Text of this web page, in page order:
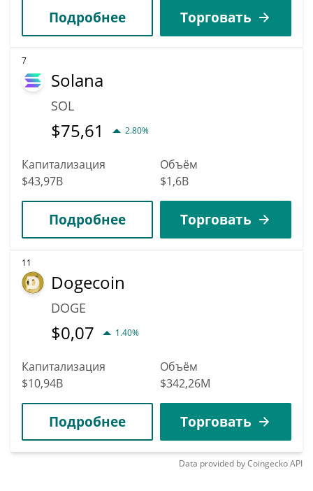
Подробнее Торговать
7
Solana
SOL
$75,61 2.80%
Капитализация
$43,97B
Объём
$1,6B
Подробнее Торговать
11
Dogecoin
DOGE
$0,07 1.40%
Капитализация
$10,94B
Объём
$342,26M
Подробнее Торговать
Data provided byCoingeckoAPI